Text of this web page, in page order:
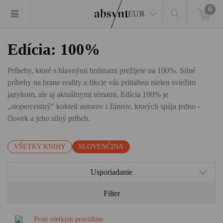
EUR
0
Edícia: 100%
Príbehy, ktoré s hlavnými hrdinami prežijete na 100%. Silné
príbehy na hrane reality a fikcie vás pritiahnu nielen sviežim
jazykom, ale aj aktuálnymi témami. Edícia 100% je
„stopercentný“ kokteil autorov i žánrov, ktorých spája jedno -
človek a jeho silný príbeh.
VŠETKY KNIHY SLOVENČINA
Usporiadanie
Filter